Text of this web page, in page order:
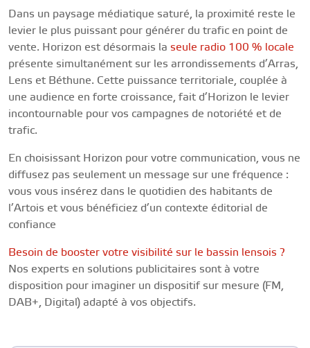
Dans un paysage médiatique saturé, la proximité reste le
levier le plus puissant pour générer du trafic en point de
vente. Horizon est désormais la seule radio 100 % locale
présente simultanément sur les arrondissements d’Arras,
Lens et Béthune. Cette puissance territoriale, couplée à
une audience en forte croissance, fait d’Horizon le levier
incontournable pour vos campagnes de notoriété et de
trafic.
En choisissant Horizon pour votre communication, vous ne
diffusez pas seulement un message sur une fréquence :
vous vous insérez dans le quotidien des habitants de
l’Artois et vous bénéficiez d’un contexte éditorial de
confiance
Besoin de booster votre visibilité sur le bassin lensois ?
Nos experts en solutions publicitaires sont à votre
disposition pour imaginer un dispositif sur mesure (FM,
DAB+, Digital) adapté à vos objectifs.